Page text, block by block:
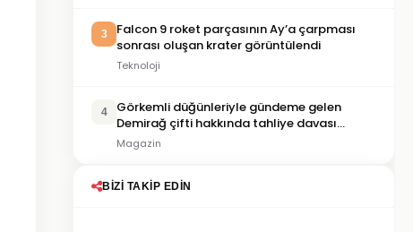
3
Falcon 9 roket parçasının Ay’a çarpması
sonrası oluşan krater görüntülendi
Teknoloji
4
Görkemli düğünleriyle gündeme gelen
Demirağ çifti hakkında tahliye davası
iddiası
Magazin
BIZI TAKIP EDIN